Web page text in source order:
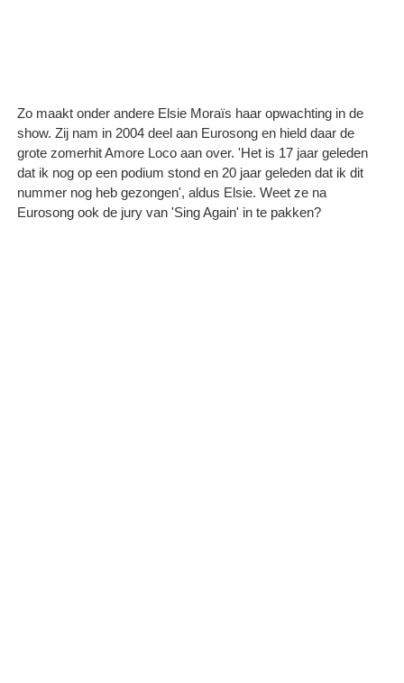
Zo maakt onder andere Elsie Moraïs haar opwachting in de
show. Zij nam in 2004 deel aan Eurosong en hield daar de
grote zomerhit Amore Loco aan over. 'Het is 17 jaar geleden
dat ik nog op een podium stond en 20 jaar geleden dat ik dit
nummer nog heb gezongen', aldus Elsie. Weet ze na
Eurosong ook de jury van 'Sing Again' in te pakken?